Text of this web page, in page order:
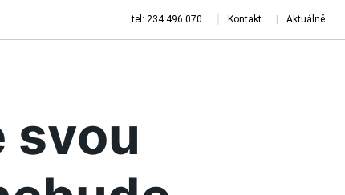
tel: 234 496 070 Kontakt Aktuálně
svou